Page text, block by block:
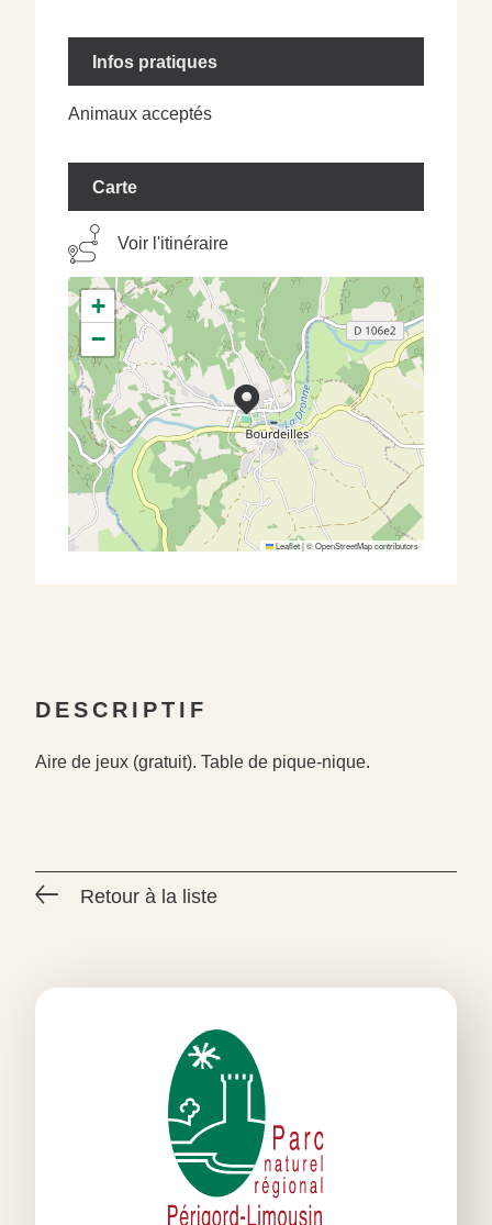
DESCRIPTIF
Aire de jeux (gratuit). Table de pique-nique.
Retour à la liste
Infos pratiques
Animaux acceptés
Carte
Voir l'itinéraire
+
−
Leaflet|©OpenStreetMapcontributors
#